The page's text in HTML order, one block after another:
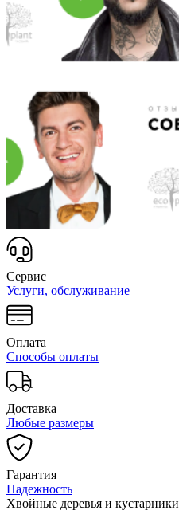
Сервис
Услуги, обслуживание
Оплата
Способы оплаты
Доставка
Любые размеры
Гарантия
Надежность
Хвойные деревья и кустарники